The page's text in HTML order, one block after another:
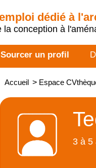
dédié à
la conception à
Sourcer un profil
Accueil > Espace
3 à 5